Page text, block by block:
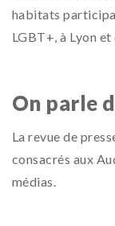
habitats
LGBT+, à Lyon
On parle
La revue de
consacrés aux
médias.